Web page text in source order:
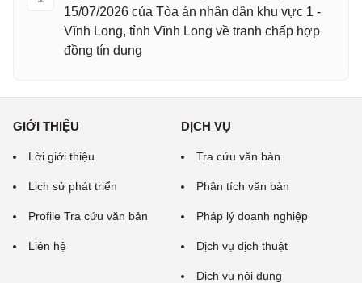
15/07/2026 của Tòa án nhân dân khu vực 1 -
Vĩnh Long, tỉnh Vĩnh Long về tranh chấp hợp
đồng tín dụng
GIỚI THIỆU
Lời giới thiệu
Lịch sử phát triển
Profile Tra cứu văn bản
Liên hệ
DỊCH VỤ
Tra cứu văn bản
Phân tích văn bản
Pháp lý doanh nghiệp
Dịch vụ dịch thuật
Dịch vụ nội dung